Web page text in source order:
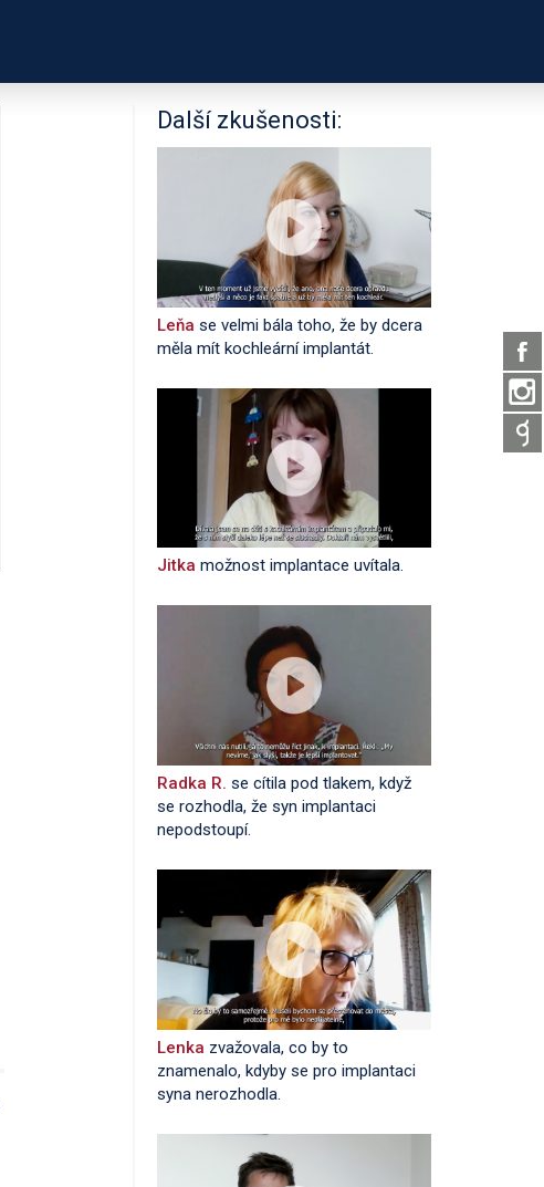
Další zkušenosti:
Leňa se velmi bála toho, že by dcera
měla mít kochleární implantát.
Jitka možnost implantace uvítala.
Radka R. se cítila pod tlakem, když
se rozhodla, že syn implantaci
nepodstoupí.
Lenka zvažovala, co by to
znamenalo, kdyby se pro implantaci
syna nerozhodla.